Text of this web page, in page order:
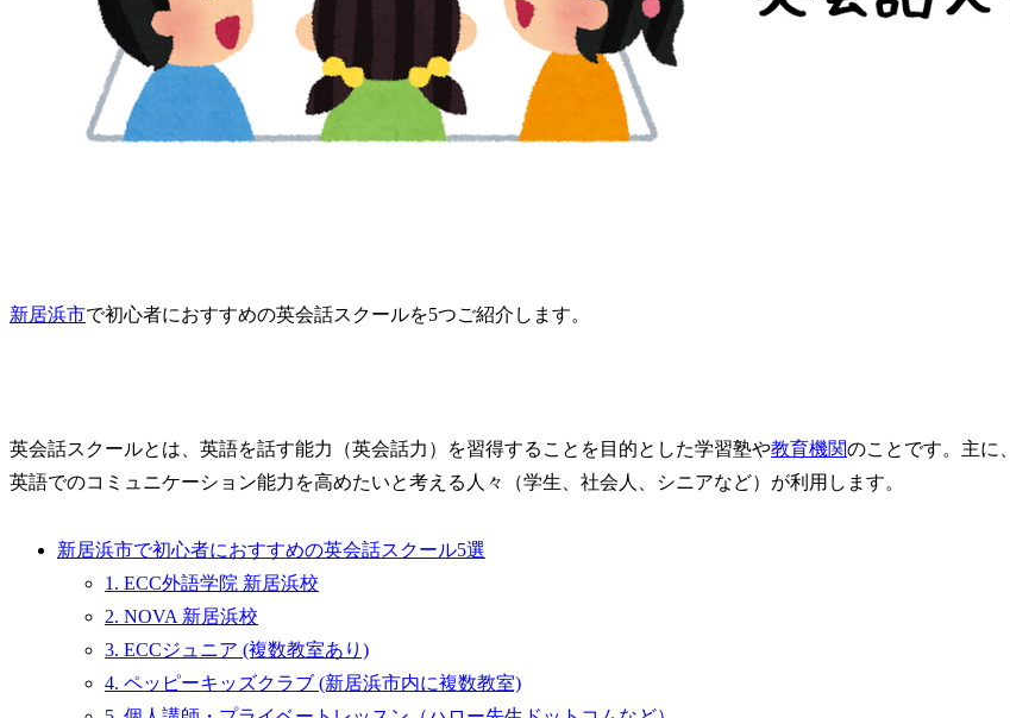
新居浜市で初心者におすすめの英会話スクールを5つご紹介します。
英会話スクールとは、英語を話す能力（英会話力）を習得することを目的とした学習塾や教育機関のことです。主に、
英語でのコミュニケーション能力を高めたいと考える人々（学生、社会人、シニアなど）が利用します。
新居浜市で初心者におすすめの英会話スクール5選
1. ECC外語学院 新居浜校
2. NOVA 新居浜校
3. ECCジュニア (複数教室あり)
4. ペッピーキッズクラブ (新居浜市内に複数教室)